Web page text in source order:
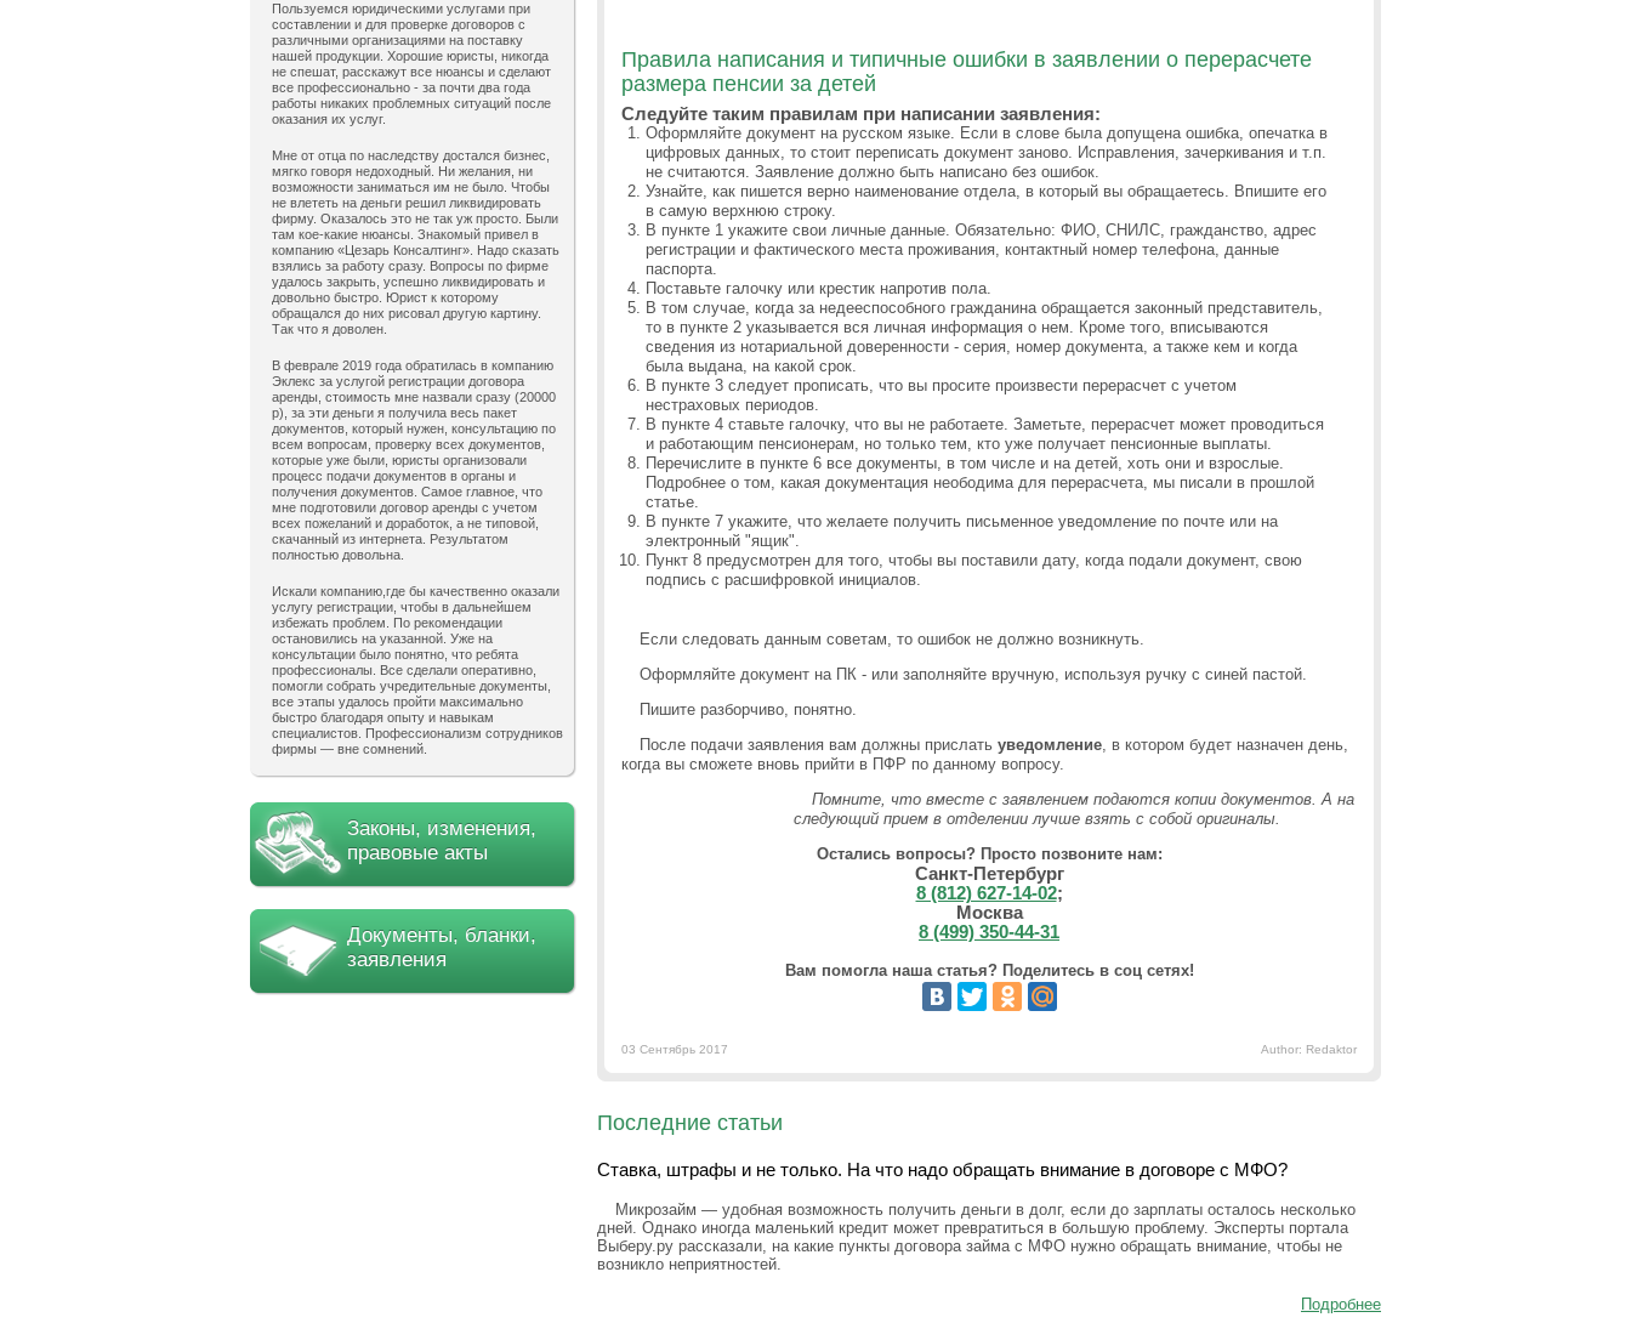
Пользуемся юридическими услугами при
составлении и для проверке договоров с
различными организациями на поставку
нашей продукции. Хорошие юристы, никогда
не спешат, расскажут все нюансы и сделают
все профессионально - за почти два года
работы никаких проблемных ситуаций после
оказания их услуг.
Мне от отца по наследству достался бизнес,
мягко говоря недоходный. Ни желания, ни
возможности заниматься им не было. Чтобы
не влететь на деньги решил ликвидировать
фирму. Оказалось это не так уж просто. Были
там кое-какие нюансы. Знакомый привел в
компанию «Цезарь Консалтинг». Надо сказать
взялись за работу сразу. Вопросы по фирме
удалось закрыть, успешно ликвидировать и
довольно быстро. Юрист к которому
обращался до них рисовал другую картину.
Так что я доволен.
В феврале 2019 года обратилась в компанию
Эклекс за услугой регистрации договора
аренды, стоимость мне назвали сразу (20000
р), за эти деньги я получила весь пакет
документов, который нужен, консультацию по
всем вопросам, проверку всех документов,
которые уже были, юристы организовали
процесс подачи документов в органы и
получения документов. Самое главное, что
мне подготовили договор аренды с учетом
всех пожеланий и доработок, а не типовой,
скачанный из интернета. Результатом
полностью довольна.
Искали компанию,где бы качественно оказали
услугу регистрации, чтобы в дальнейшем
избежать проблем. По рекомендации
остановились на указанной. Уже на
консультации было понятно, что ребята
профессионалы. Все сделали оперативно,
помогли собрать учредительные документы,
все этапы удалось пройти максимально
быстро благодаря опыту и навыкам
специалистов. Профессионализм сотрудников
фирмы — вне сомнений.
Законы, изменения,
правовые акты
Документы, бланки,
заявления
Правила написания и типичные ошибки в заявлении о перерасчете
размера пенсии за детей
Следуйте таким правилам при написании заявления:
Оформляйте документ на русском языке. Если в слове была допущена ошибка, опечатка в
цифровых данных, то стоит переписать документ заново. Исправления, зачеркивания и т.п.
не считаются. Заявление должно быть написано без ошибок.
Узнайте, как пишется верно наименование отдела, в который вы обращаетесь. Впишите его
в самую верхнюю строку.
В пункте 1 укажите свои личные данные. Обязательно: ФИО, СНИЛС, гражданство, адрес
регистрации и фактического места проживания, контактный номер телефона, данные
паспорта.
Поставьте галочку или крестик напротив пола.
В том случае, когда за недееспособного гражданина обращается законный представитель,
то в пункте 2 указывается вся личная информация о нем. Кроме того, вписываются
сведения из нотариальной доверенности - серия, номер документа, а также кем и когда
была выдана, на какой срок.
В пункте 3 следует прописать, что вы просите произвести перерасчет с учетом
нестраховых периодов.
В пункте 4 ставьте галочку, что вы не работаете. Заметьте, перерасчет может проводиться
и работающим пенсионерам, но только тем, кто уже получает пенсионные выплаты.
Перечислите в пункте 6 все документы, в том числе и на детей, хоть они и взрослые.
Подробнее о том, какая документация неободима для перерасчета, мы писали в прошлой
статье.
В пункте 7 укажите, что желаете получить письменное уведомление по почте или на
электронный "ящик".
Пункт 8 предусмотрен для того, чтобы вы поставили дату, когда подали документ, свою
подпись с расшифровкой инициалов.
Если следовать данным советам, то ошибок не должно возникнуть.
Оформляйте документ на ПК - или заполняйте вручную, используя ручку с синей пастой.
Пишите разборчиво, понятно.
После подачи заявления вам должны прислать уведомление, в котором будет назначен день,
когда вы сможете вновь прийти в ПФР по данному вопросу.
Помните, что вместе с заявлением подаются копии документов. А на
следующий прием в отделении лучше взять с собой оригиналы.
Остались вопросы? Просто позвоните нам:
Санкт-Петербург
8 (812) 627-14-02;
Москва
8 (499) 350-44-31
Вам помогла наша статья? Поделитесь в соц сетях!
03 Сентябрь 2017 Author: Redaktor
Последние статьи
Ставка, штрафы и не только. На что надо обращать внимание в договоре с МФО?
Микрозайм — удобная возможность получить деньги в долг, если до зарплаты осталось несколько
дней. Однако иногда маленький кредит может превратиться в большую проблему. Эксперты портала
Выберу.ру рассказали, на какие пункты договора займа с МФО нужно обращать внимание, чтобы не
возникло неприятностей.
Подробнее